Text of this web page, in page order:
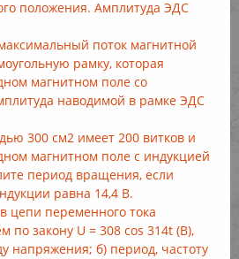
положения. Амплитуда ЭДС
поток магнитной
рамку, которая
магнитном поле со
наводимой в рамке ЭДС
300 см2 имеет 200 витков и
магнитном поле с индукцией
период вращения, если
равна 14,4 В.
цепи переменного тока
по закону U = 308 cos 314t (В),
напряжения; б) период, частоту